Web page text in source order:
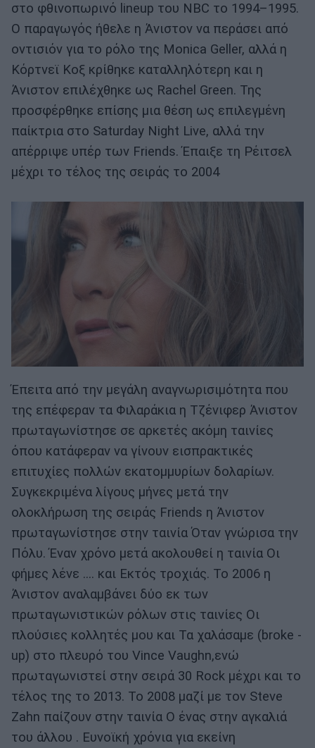
στο φθινοπωρινό lineup του NBC το 1994–1995.
Ο παραγωγός ήθελε η Άνιστον να περάσει από
οντισιόν για το ρόλο της Monica Geller, αλλά η
Κόρτνεϊ Κοξ κρίθηκε καταλληλότερη και η
Άνιστον επιλέχθηκε ως Rachel Green. Της
προσφέρθηκε επίσης μια θέση ως επιλεγμένη
παίκτρια στο Saturday Night Live, αλλά την
απέρριψε υπέρ των Friends. Έπαιξε τη Ρέιτσελ
μέχρι το τέλος της σειράς το 2004
Έπειτα από την μεγάλη αναγνωρισιμότητα που
της επέφεραν τα Φιλαράκια η Τζένιφερ Άνιστον
πρωταγωνίστησε σε αρκετές ακόμη ταινίες
όπου κατάφεραν να γίνουν εισπρακτικές
επιτυχίες πολλών εκατομμυρίων δολαρίων.
Συγκεκριμένα λίγους μήνες μετά την
ολοκλήρωση της σειράς Friends η Άνιστον
πρωταγωνίστησε στην ταινία Όταν γνώρισα την
Πόλυ. Έναν χρόνο μετά ακολουθεί η ταινία Οι
φήμες λένε .... και Εκτός τροχιάς. Το 2006 η
Άνιστον αναλαμβάνει δύο εκ των
πρωταγωνιστικών ρόλων στις ταινίες Οι
πλούσιες κολλητές μου και Τα χαλάσαμε (broke -
up) στο πλευρό του Vince Vaughn,ενώ
πρωταγωνιστεί στην σειρά 30 Rock μέχρι και το
τέλος της το 2013. Το 2008 μαζί με τον Steve
Zahn παίζουν στην ταινία Ο ένας στην αγκαλιά
του άλλου . Ευνοϊκή χρόνια για εκείνη